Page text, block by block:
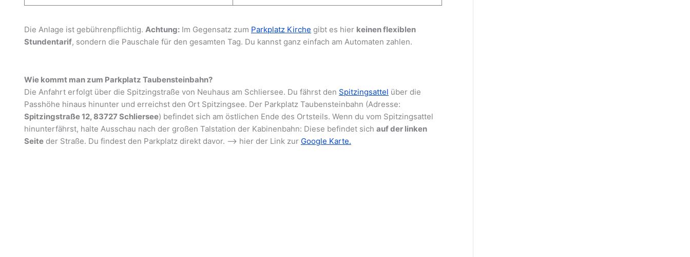
Die Anlage ist gebührenpflichtig. Achtung: Im Gegensatz zum Parkplatz Kirche gibt es hier keinen flexiblen
Stundentarif, sondern die Pauschale für den gesamten Tag. Du kannst ganz einfach am Automaten zahlen.
Wie kommt man zum Parkplatz Taubensteinbahn?
Die Anfahrt erfolgt über die Spitzingstraße von Neuhaus am Schliersee. Du fährst den Spitzingsattel über die
Passhöhe hinaus hinunter und erreichst den Ort Spitzingsee. Der Parkplatz Taubensteinbahn (Adresse:
Spitzingstraße 12, 83727 Schliersee) befindet sich am östlichen Ende des Ortsteils. Wenn du vom Spitzingsattel
hinunterfährst, halte Ausschau nach der großen Talstation der Kabinenbahn: Diese befindet sich auf der linken
Seite der Straße. Du findest den Parkplatz direkt davor. –> hier der Link zur Google Karte.